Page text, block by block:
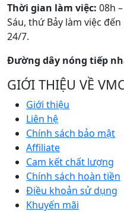
Thời gian làm việc: 08h
Sáu, thứ Bảy làm việc
24/7.
Đường dây nóng tiếp
GIỚI THIỆU VỀ
Giới thiệu
Liên hệ
Chính sách bảo mật
Affiliate
Cam kết chất lượng
Chính sách hoàn tiền
Điều khoản sử dụng
Khuyến mãi